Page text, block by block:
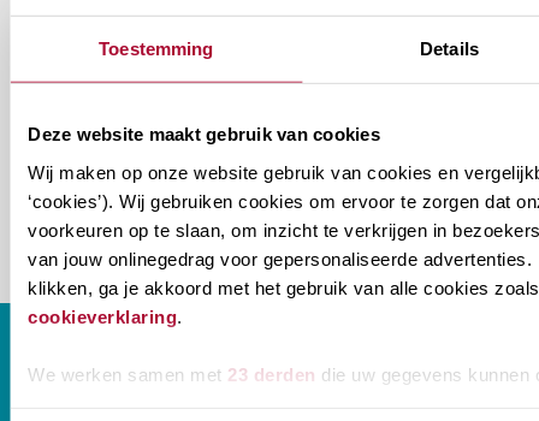
Toestemming Details
Deze website maakt gebruik van cookies
Wij maken op onze website gebruik van cookies en
‘cookies’). Wij gebruiken cookies om ervoor te zorgen dat
voorkeuren op te slaan, om inzicht te verkrijgen in
van jouw onlinegedrag voor gepersonaliseerde advertenties.
klikken, ga je akkoord met het gebruik van alle cookies
cookieverklaring
We werken samen met 23 derden die uw gegevens kunnen
Ontvang informatie m.b.t. de vereniging en/of
ons onderwijsaanbod? Schrijf je in! Ben je al lid
aan welke nieuwsbrieven je wil ontvangen.